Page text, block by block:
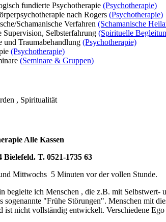
fundierte Psychotherapie (Psychotherapie)
nach Rogers (Psychotherapie)
Schamanische Verfahren (Schamanische
Supervision, Selbsterfahrung (Spirituelle
und Traumabehandlung (Psychotherapie)
(Psychotherapie)
(Seminare & Gruppen)
, Spiritualität
Alle Kassen
Bielefeld. T. 0521-1735 63
Mittwochs 5 Minuten vor der vollen Stunde.
begleite ich Menschen , die z.B. mit
sogenannte "Frühe Störungen". Menschen mit
ist nicht vollständig entwickelt. Verschiedene Ego